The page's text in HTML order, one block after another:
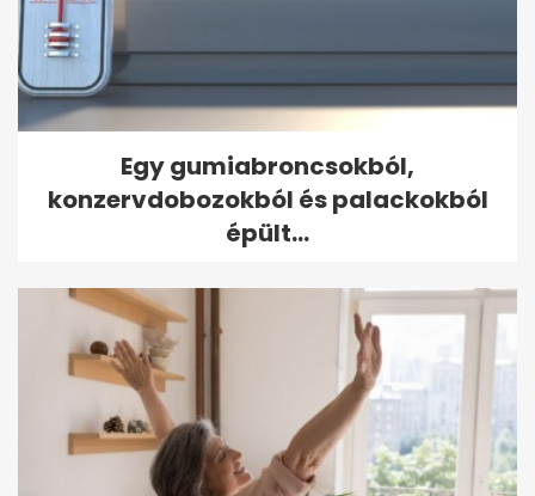
Egy gumiabroncsokból,
konzervdobozokból és palackokból
épült...